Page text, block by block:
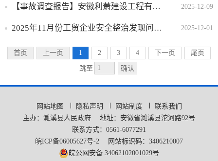
民营经济发展
棚户区改造
知识产权
【事故调查报告】安徽利萧建设工程有限公司“9·28”一般物体打击事故调查报告 2025-12-09
2025年11月份工贸企业安全整治发现问题隐患整改情况 2025-12-01
首页 上一页 1 2 3 4 下一页 尾页
跳至 确认
网站地图 隐私声明 网站制度
联系我们
主办：濉溪县人民政府
地址：安徽省濉溪县沱河路92号
联系方式：0561-6077291
皖ICP备06005627号-2
网站标识码：3406210007
皖公网安备 34062102001029号